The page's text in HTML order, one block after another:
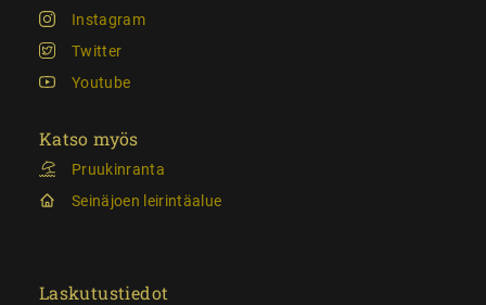
Instagram
Twitter
Youtube
Katso myös
Pruukinranta
Seinäjoen leirintäalue
Laskutustiedot